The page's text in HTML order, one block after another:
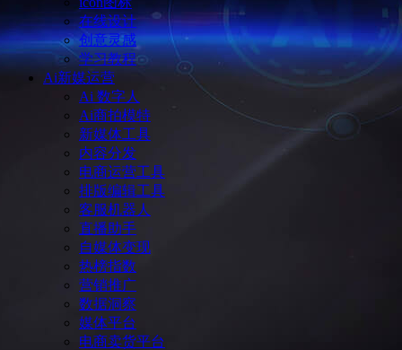
在线设计
创意灵感
学习教程
Ai新媒运营
Ai 数字人
Ai商拍模特
新媒体工具
内容分发
电商运营工具
排版编辑工具
客服机器人
直播助手
自媒体变现
热榜指数
营销推广
数据洞察
媒体平台
电商卖货平台